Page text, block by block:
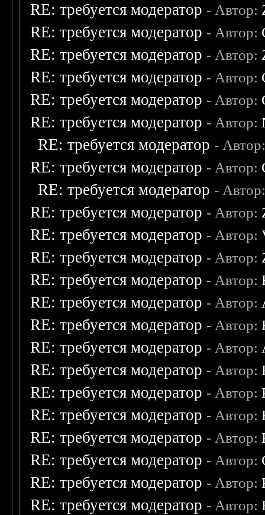
RE: требуется модератор - Автор:
RE: требуется модератор - Автор:
RE: требуется модератор - Автор:
RE: требуется модератор - Автор:
RE: требуется модератор - Автор:
RE: требуется модератор - Автор:
RE: требуется модератор -
RE: требуется модератор - Автор:
RE: требуется модератор -
RE: требуется модератор - Автор:
RE: требуется модератор - Автор:
RE: требуется модератор - Автор:
RE: требуется модератор - Автор:
RE: требуется модератор - Автор:
RE: требуется модератор - Автор:
RE: требуется модератор - Автор:
RE: требуется модератор - Автор:
RE: требуется модератор - Автор:
RE: требуется модератор - Автор:
RE: требуется модератор - Автор:
RE: требуется модератор - Автор:
RE: требуется модератор - Автор:
RE: требуется модератор - Автор: